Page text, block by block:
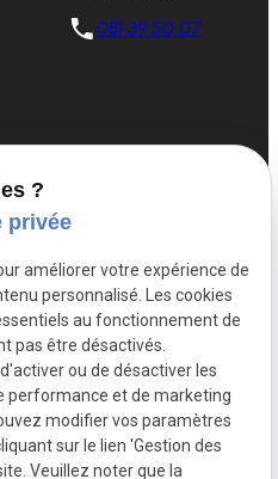
081 39 50 07
Lundi -
construction
sur mesure
unifamiliale
?
privée
améliorer votre expérience de
personnalisé. Les cookies
au fonctionnement de
pas être désactivés.
ou de désactiver les
performance et de marketing
modifier vos paramètres
sur le lien 'Gestion des
Veuillez noter que la